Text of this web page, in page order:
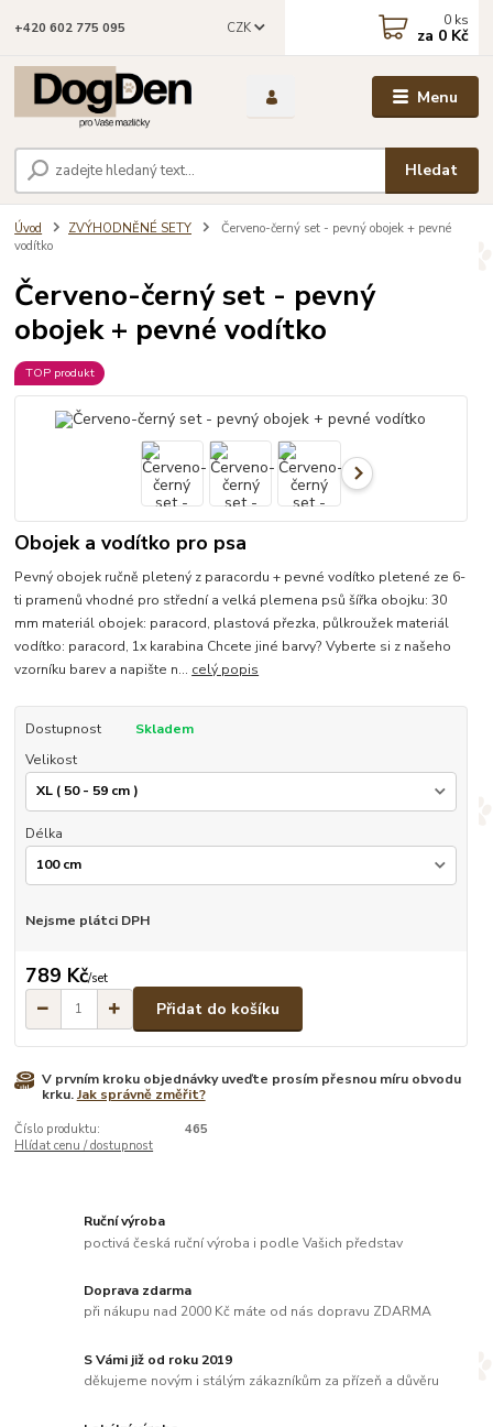
Menu
CZK
Hledat
+420 602 775 095 0 ks
za 0 Kč
Úvod ZVÝHODNĚNÉ SETY
Červeno-černý set - pevný obojek + pevné
vodítko
Červeno-černý set - pevný
obojek + pevné vodítko
TOP produkt
Obojek a vodítko pro psa
Pevný obojek ručně pletený z paracordu + pevné vodítko pletené ze 6-
ti pramenů vhodné pro střední a velká plemena psů šířka obojku: 30
mm materiál obojek: paracord, plastová přezka, půlkroužek materiál
vodítko: paracord, 1x karabina Chcete jiné barvy? Vyberte si z našeho
vzorníku barev a napište n... celý popis
Dostupnost
Skladem
Velikost
Délka
Nejsme plátci DPH
789 Kč/set
Přidat do košíku
V prvním kroku objednávky uveďte prosím přesnou míru obvodu
krku.Jak správně změřit?
Číslo produktu:
465
Hlídat cenu / dostupnost
Ruční výroba
poctivá česká ruční výroba i podle Vašich představ
Doprava zdarma
při nákupu nad 2000 Kč máte od nás dopravu ZDARMA
S Vámi již od roku 2019
děkujeme novým i stálým zákazníkům za přízeň a důvěru